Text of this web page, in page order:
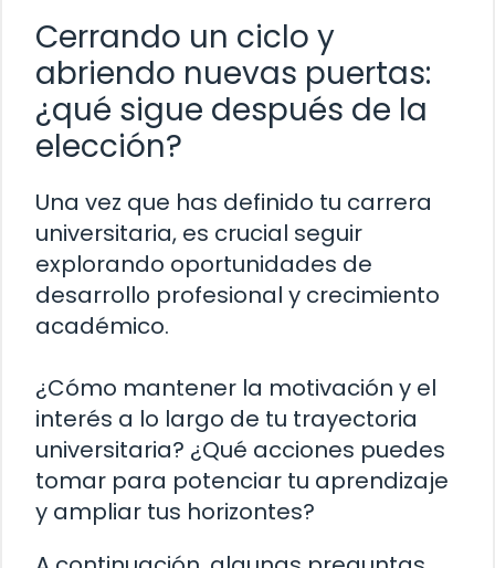
Cerrando un ciclo y
abriendo nuevas puertas:
¿qué sigue después de la
elección?
Una vez que has definido tu carrera
universitaria, es crucial seguir
explorando oportunidades de
desarrollo profesional y crecimiento
académico.
¿Cómo mantener la motivación y el
interés a lo largo de tu trayectoria
universitaria? ¿Qué acciones puedes
tomar para potenciar tu aprendizaje
y ampliar tus horizontes?